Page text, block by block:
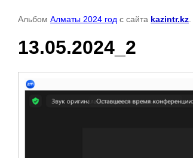
Альбом Алматы 2024 год с сайта kazintr.kz
13.05.2024_2